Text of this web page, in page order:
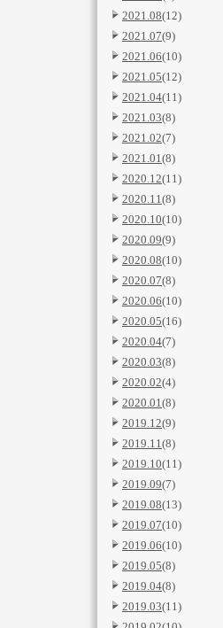
2021.08(12)
2021.07(9)
2021.06(10)
2021.05(12)
2021.04(11)
2021.03(8)
2021.02(7)
2021.01(8)
2020.12(11)
2020.11(8)
2020.10(10)
2020.09(9)
2020.08(10)
2020.07(8)
2020.06(10)
2020.05(16)
2020.04(7)
2020.03(8)
2020.02(4)
2020.01(8)
2019.12(9)
2019.11(8)
2019.10(11)
2019.09(7)
2019.08(13)
2019.07(10)
2019.06(10)
2019.05(8)
2019.04(8)
2019.03(11)